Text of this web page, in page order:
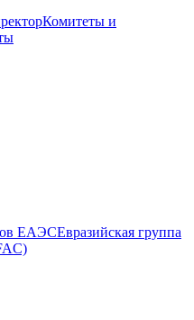
Комитеты и
ЕАЭСЕвразийская группа